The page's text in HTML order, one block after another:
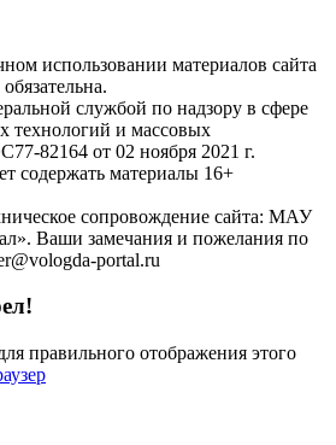
использовании материалов сайта
службой по надзору в сфере
технологий и массовых
82164 от 02 ноября 2021 г.
содержать материалы 16+
сопровождение сайта: МАУ
Ваши замечания и пожелания по
portal.ru
правильного отображения этого